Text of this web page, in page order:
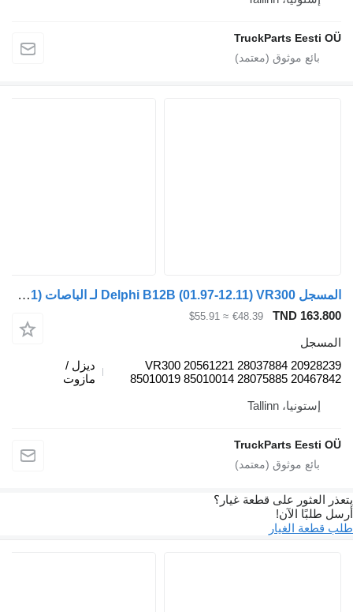
TruckParts Eesti OÜ
المسجل Delphi B12B (01.97-12.11) VR300 لـ الباصات Volvo B6, B7, B9, B10, B12 bus (1978-2011)
TND 163.800
€48.39
≈ $55.91
المسجل
VR300 20561221 28037884 20928239
85010019 85010014 28075885 20467842
ديزل /
مازوت
إستونيا، Tallinn
TruckParts Eesti OÜ
يتعذر العثور على قطعة غيار؟
أرسل طلبًا الآن!
طلب قطعة الغيار